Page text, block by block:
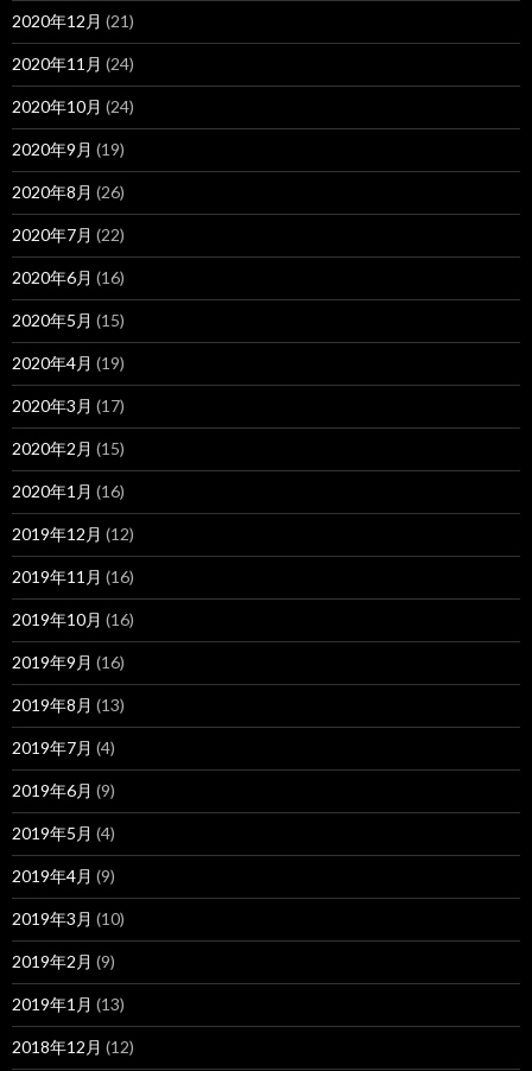
2020年12月 (21)
2020年11月 (24)
2020年10月 (24)
2020年9月 (19)
2020年8月 (26)
2020年7月 (22)
2020年6月 (16)
2020年5月 (15)
2020年4月 (19)
2020年3月 (17)
2020年2月 (15)
2020年1月 (16)
2019年12月 (12)
2019年11月 (16)
2019年10月 (16)
2019年9月 (16)
2019年8月 (13)
2019年7月 (4)
2019年6月 (9)
2019年5月 (4)
2019年4月 (9)
2019年3月 (10)
2019年2月 (9)
2019年1月 (13)
2018年12月 (12)